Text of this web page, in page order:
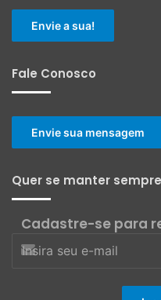
Envie a sua!
Fale Conosco
Envie sua mensagem
Quer se manter
Cadastre-se para